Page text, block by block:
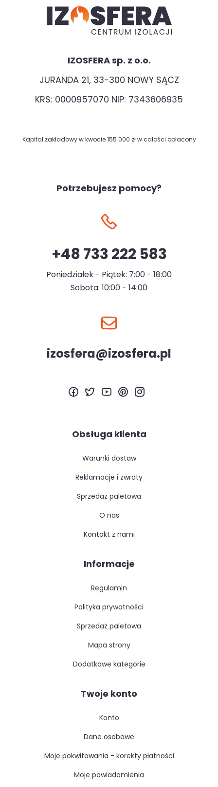
IZOSFERA sp. z o.o.
JURANDA 21, 33-300 NOWY SĄCZ
KRS: 0000957070 NIP: 7343606935
Kapitał zakładowy w kwocie 155 000 zł w całości opłacony
Potrzebujesz pomocy?
+48 733 222 583
Poniedziałek - Piątek: 7:00 - 18:00
Sobota: 10:00 - 14:00
izosfera@izosfera.pl
Obsługa klienta
warunki dostaw
reklamacje i zwroty
sprzedaż paletowa
o nas
kontakt z nami
Informacje
regulamin
polityka prywatności
sprzedaż paletowa
mapa strony
dodatkowe kategorie
Twoje konto
konto
dane osobowe
moje pokwitowania - korekty płatności
moje powiadomienia